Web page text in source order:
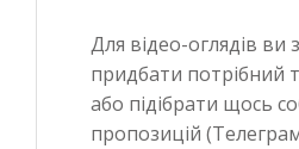
Для відео-оглядів
придбати потрібний
або підібрати щось
пропозицій